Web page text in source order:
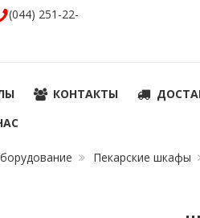
(044) 251-22-
КОНТАКТЫ
Пекарские шкафы